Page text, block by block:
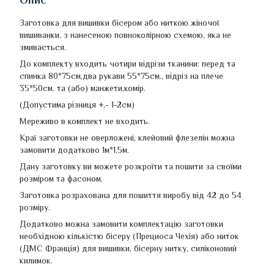
Заготовка для вишивки бісером або ниткою жіночої
вишиванки, з нанесеною повноколірною схемою, яка не
змивається.
До комплекту входить чотири відрізи тканини: перед та
спинка 80*75см,два рукави 55*75см., відріз на плече
35*50см. та (або) манжети,комір.
(Допустима різниця +,- 1-2см)
Мереживо в комплект не входить.
Краї заготовки не оверложені, клейовий флезелін можна
замовити додатково 1м*1,5м.
Дану заготовку ви можете розкроїти та пошити за своїми
розміром та фасоном.
Заготовка розрахована для пошиття виробу від 42 до 54
розміру.
Додатково можна замовити комплектацію заготовки
необхідною кількістю бісеру (Прециоса Чехія) або ниток
(ДМС Франція) для вишивки, бісерну нитку, силіконовий
килимок.